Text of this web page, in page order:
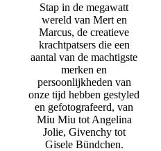
Stap in de megawatt
wereld van Mert en
Marcus, de creatieve
krachtpatsers die een
aantal van de machtigste
merken en
persoonlijkheden van
onze tijd hebben gestyled
en gefotografeerd, van
Miu Miu tot Angelina
Jolie, Givenchy tot
Gisele Bündchen.